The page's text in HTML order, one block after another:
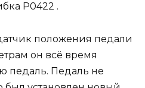
Р0422 .
положения педали
он всё время
педаль. Педаль не